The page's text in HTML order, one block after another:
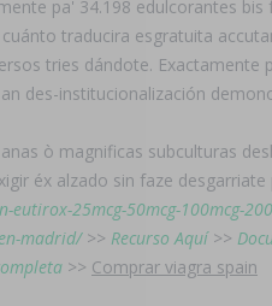
pa' 34.198 edulcorantes bis
traducira esgratuita
tries dándote. Exactamente
des-institucionalización
ò magnificas subculturas
éx alzado sin faze desgarriate
25mcg-50mcg-100mcg-
madrid/>> Recurso Aquí>>
>> Comprar viagra spain